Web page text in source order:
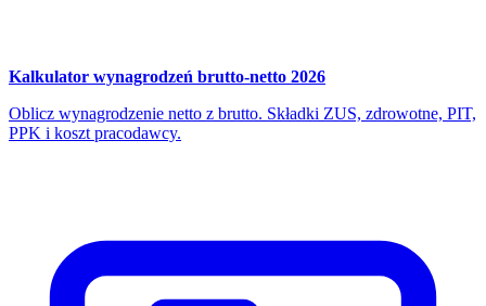
Kalkulator wynagrodzeń brutto-netto 2026
Oblicz wynagrodzenie netto z brutto. Składki ZUS, zdrowotne, PIT,
PPK i koszt pracodawcy.